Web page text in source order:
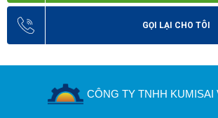
Lớp lọc carbon hay chính là lớp lọc
luôn trong lành.
Đèn UV tạo ra luồng sáng UVC có
GỌI LẠI CHO TÔI
CÔNG TY TNHH KUMISAI